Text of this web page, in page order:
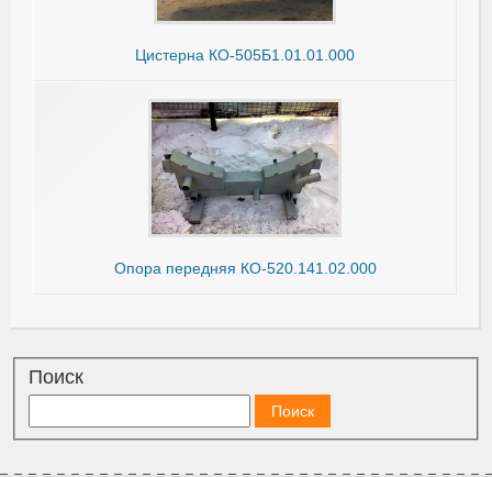
Цистерна КО-505Б1.01.01.000
Опора передняя КО-520.141.02.000
Поиск